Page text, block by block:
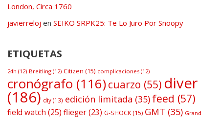
London, Circa 1760
javierreloj en SEIKO SRPK25: Te Lo Juro Por Snoopy
ETIQUETAS
24h (12) Breitling (12) Citizen (15) complicaciones (12)
cronógrafo (116)cuarzo (55) diver
(186) diy(13) edición limitada (35) feed (57)
field watch (25) flieger(23) G-SHOCK (15) GMT (35) Grand